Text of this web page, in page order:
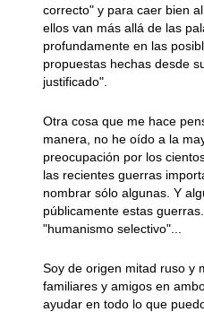
correcto" y para caer bien
ellos van más allá de las
profundamente en las
propuestas hechas desde
justificado".
Otra cosa que me hace
manera, no he oído a la
preocupación por los
las recientes guerras
nombrar sólo algunas. Y
públicamente estas
"humanismo selectivo"...
Soy de origen mitad ruso y
familiares y amigos en
ayudar en todo lo que